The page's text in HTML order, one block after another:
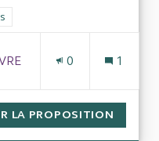
: Économie & finances
0 1
LA PROPOSITION